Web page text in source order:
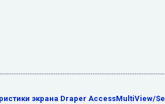
экрана Draper AccessMultiView/